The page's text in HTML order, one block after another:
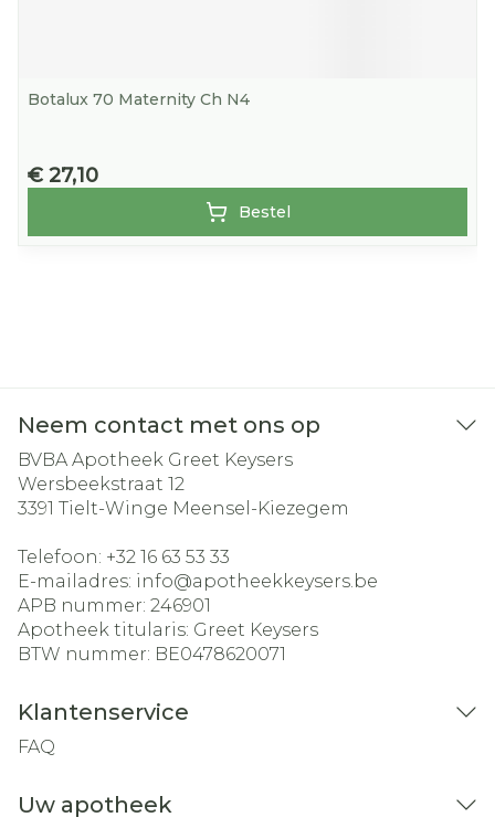
Botalux 70 Maternity Ch N4
€ 27,10
Bestel
Neem contact met ons op
BVBA Apotheek Greet Keysers
Wersbeekstraat 12
3391 Tielt-Winge Meensel-Kiezegem
Telefoon: +32 16 63 53 33
E-mailadres: info@apotheekkeysers.be
APB nummer: 246901
Apotheek titularis: Greet Keysers
BTW nummer: BE0478620071
Klantenservice
FAQ
Uw apotheek